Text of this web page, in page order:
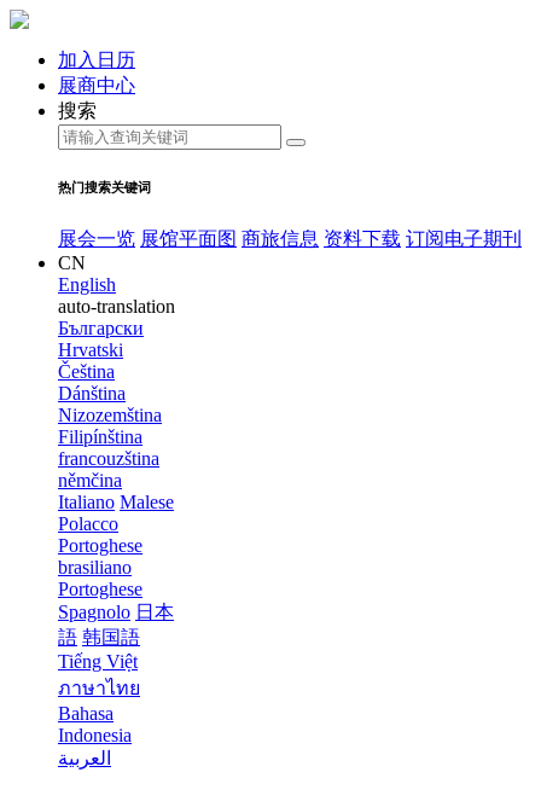
加入日历
展商中心
搜索
热门搜索关键词
展会一览 展馆平面图 商旅信息 资料下载 订阅电子期刊
CN
English
auto-translation
Български
Hrvatski
Čeština
Dánština
Nizozemština
Filipínština
francouzština
němčina
Italiano Malese
Polacco
Portoghese
brasiliano
Portoghese
Spagnolo 日本
語 韩国語
Tiếng Việt
ภาษาไทย
Bahasa
Indonesia
العربية